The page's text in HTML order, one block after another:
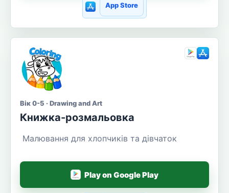
App Store
Вік 0-5 · Drawing and Art
Книжка-розмальовка
Малювання для хлопчиків та дівчаток
Play on Google Play